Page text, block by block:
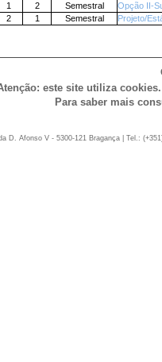
1 2 Semestral
Opção II-
2
1 Semestral Projeto/
este site utiliza
Para saber mais
D. Afonso V - 5300-121 Bragança | Tel.: